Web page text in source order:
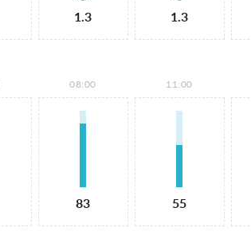
1.3 1.3
08:00
83
11:00
55